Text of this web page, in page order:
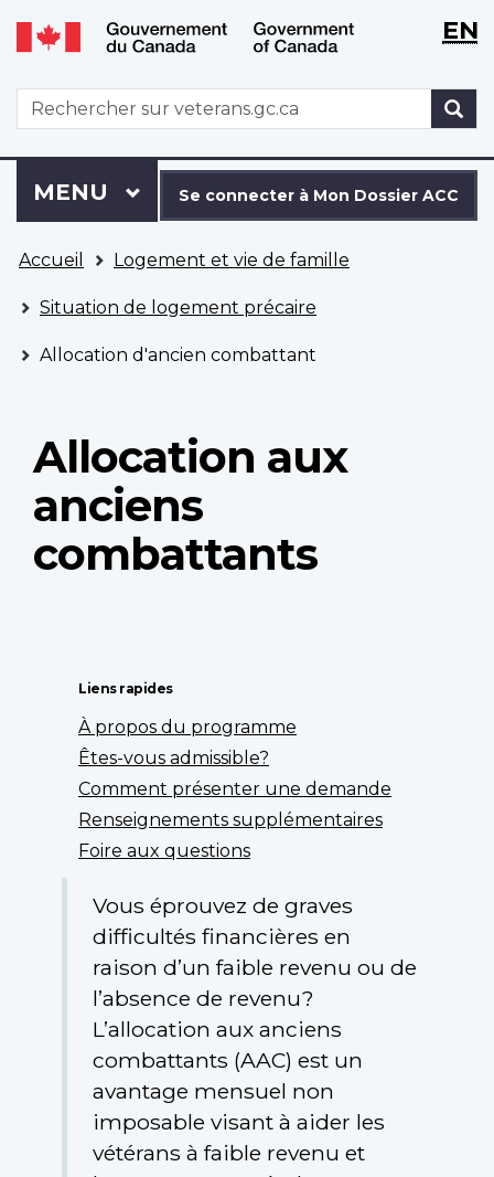
Aller
au
principal
Passer
à
version
HTML
simplifiée
WxT
WxTEN
WxT
Search
form
connecter
à
Dossier
ACC
Se connecter à Mon Dossier ACC
Menu
MENU PRINCIPAL
êtes
ici
Accueil Logement et vie de famille
Situation de logement précaire
Allocation d'ancien combattant
Allocation aux
anciens
combattants
Liens rapides
À propos du programme
Êtes-vous admissible?
Comment présenter une demande
Renseignements supplémentaires
Foire aux questions
Vous éprouvez de graves
difficultés financières en
raison d’un faible revenu ou de
l’absence de revenu?
L’allocation aux anciens
combattants (AAC) est un
avantage mensuel non
imposable visant à aider les
vétérans à faible revenu et